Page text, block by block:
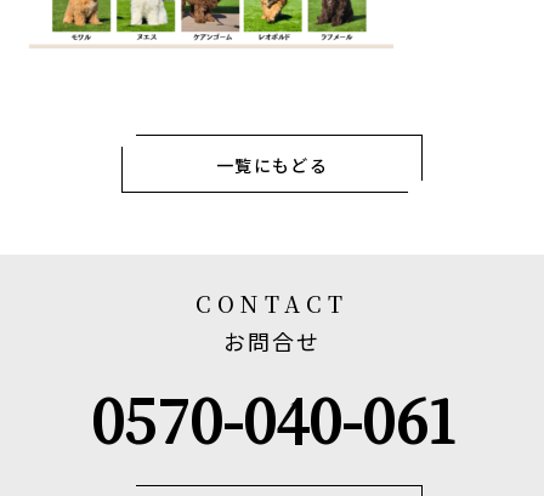
一覧にもどる
CONTACT
お問合せ
0570-040-061